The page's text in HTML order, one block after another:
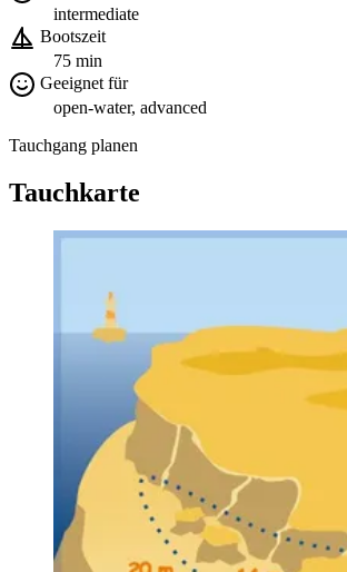
intermediate
Bootszeit
75 min
Geeignet für
open-water, advanced
Tauchgang planen
Tauchkarte